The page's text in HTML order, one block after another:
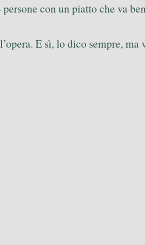
persone con un piatto che va
E sì, lo dico sempre, ma